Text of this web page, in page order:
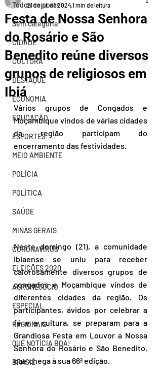
Todos os posts
Sem categoria
CIDADE
CULTURA
DESTAQUE
ECONOMIA
EDUCAÇÃO
ESPORTES
MEIO AMBIENTE
POLÍCIA
POLÍTICA
SAÚDE
MINAS GERAIS
CORONAVÍRUS
ELEIÇÕES 2020
AGRONEGÓCIO
ESPECIAL
REGIONAIS
QUE NOTÍCIA BOA!
BRASIL
Festa de Nossa Senhora
do Rosário e São
Benedito reúne diversos
grupos de religiosos em
Ibiá
21 de jul. de 20241 min de leitura
Vários grupos de Congados e
Moçambique vindos de várias cidades
da região participam do
encerramento das festividades.
Neste domingo (21), a comunidade
ibiaense se uniu para receber
calorosamente diversos grupos de
congados e Moçambique vindos de
diferentes cidades da região. Os
participantes, ávidos por celebrar a
fé e a cultura, se preparam para a
Grandiosa Festa em Louvor a Nossa
Senhora do Rosário e São Benedito,
que chega à sua 66ª edição.